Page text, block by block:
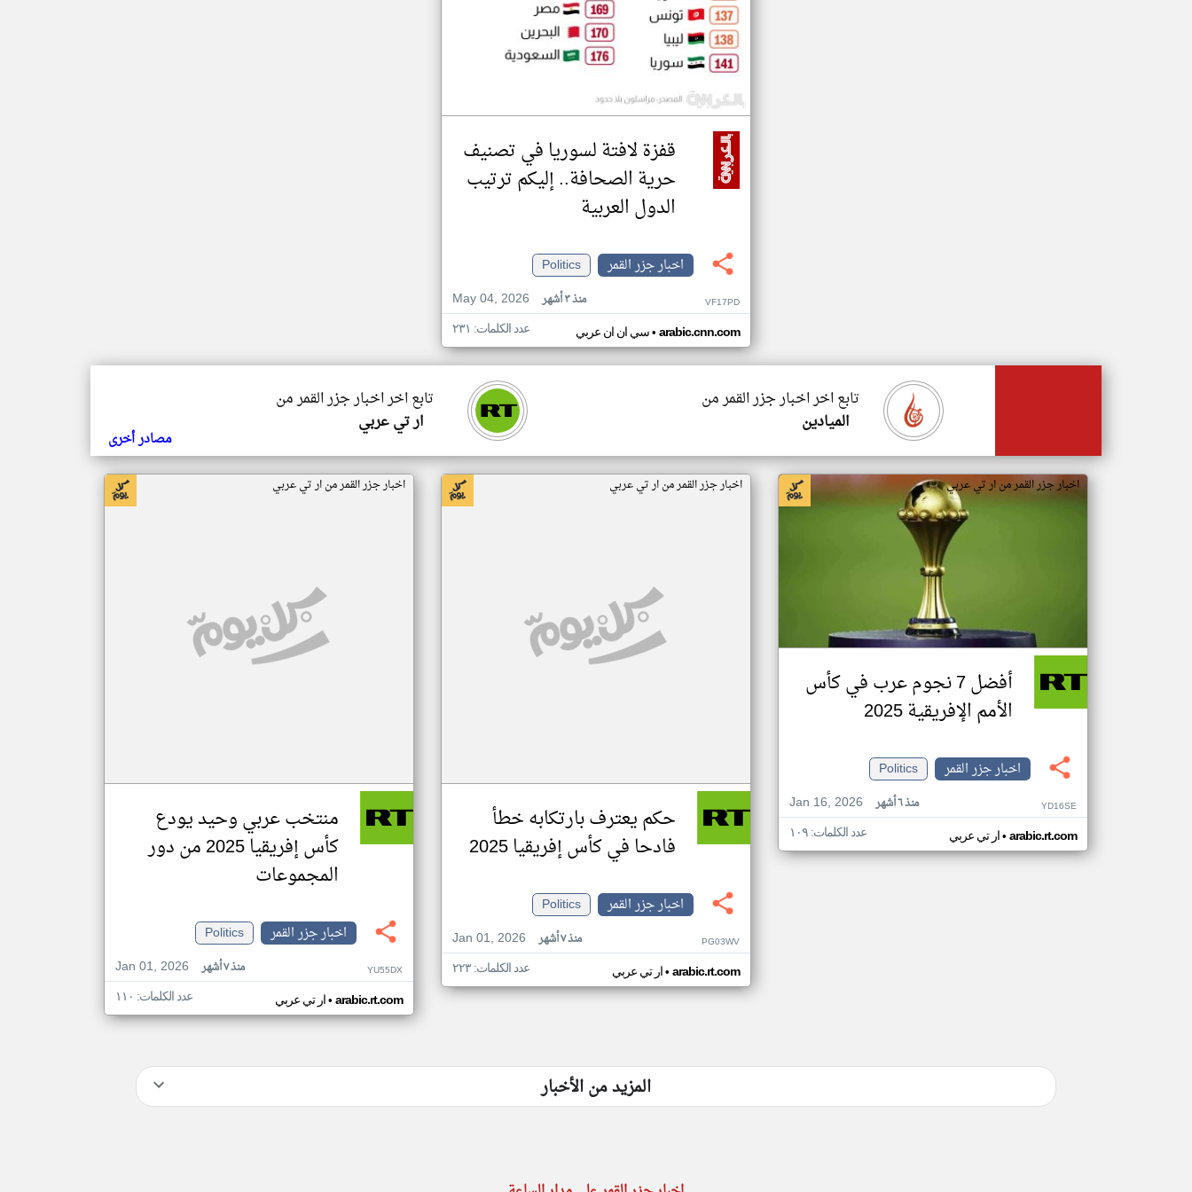
قفزة لافتة لسوريا في تصنيف
حرية الصحافة.. إليكم ترتيب
الدول العربية
اخبار جزر القمر
Politics
May 04, 2026
منذ ٣ أشهر VF17PD
سي ان ان عربي• arabic.cnn.com عدد الكلمات: ٢٣١
تابع اخر اخبار جزر القمر من
ار تي عربي
تابع اخر اخبار جزر القمر من
الميادين
مصادر أخرى
اخبار جزر القمر من ار تي عربي
أفضل 7 نجوم عرب في كأس
الأمم الإفريقية 2025
اخبار جزر القمر
Politics
Jan 16, 2026
منذ ٦ أشهر YD16SE
ار تي عربي• arabic.rt.com عدد الكلمات: ١٠٩
اخبار جزر القمر من ار تي عربي
حكم يعترف بارتكابه خطأ
فادحا في كأس إفريقيا 2025
اخبار جزر القمر
Politics
Jan 01, 2026
منذ ٧ أشهر PG03WV
ار تي عربي• arabic.rt.com عدد الكلمات: ٢٢٣
اخبار جزر القمر من ار تي عربي
منتخب عربي وحيد يودع
كأس إفريقيا 2025 من دور
المجموعات
اخبار جزر القمر
Politics
Jan 01, 2026
منذ ٧ أشهر YU55DX
ار تي عربي• arabic.rt.com عدد الكلمات: ١١٠
المزيد من الأخبار